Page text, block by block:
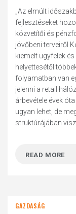
„Az elmúlt
fejlesztéseket
közvetítői és
jövőbeni terveiről
kiemelt ügyfelek
helyettesétől
folyamatban van
jelenni a retail
árbevétele évek
ugyan lehet, de
struktúrájában
READ MORE
GAZDASÁG